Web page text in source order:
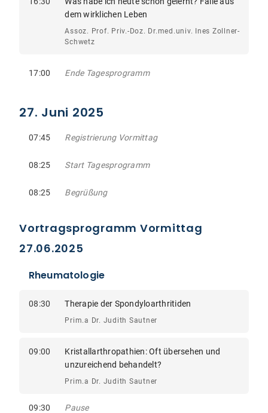
dem wirklichen Leben
Assoz. Prof. Priv.-Doz. Dr.med.univ. Ines Zollner-
Schwetz
17:00 Ende Tagesprogramm
27. Juni 2025
07:45 Registrierung Vormittag
08:25 Start Tagesprogramm
08:25 Begrüßung
Vortragsprogramm Vormittag
27.06.2025
Rheumatologie
08:30 Therapie der Spondyloarthritiden
Prim.a Dr. Judith Sautner
09:00
Kristallarthropathien: Oft übersehen und
unzureichend behandelt?
Prim.a Dr. Judith Sautner
09:30 Pause